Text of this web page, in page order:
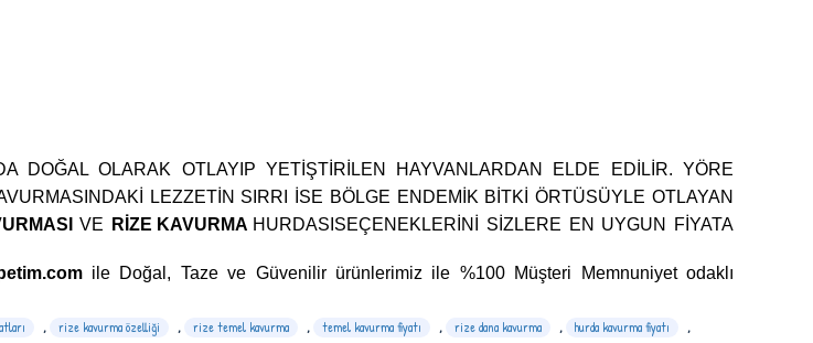
DOĞAL OLARAK OTLAYIP YETIŞTIRILEN HAYVANLARDAN ELDE EDILIR. YÖRE
LEZZETIN SIRRI ISE BÖLGE ENDEMIK BITKI ÖRTÜSÜYLE OTLAYAN
VE RIZE KAVURMA HURDASI SEÇENEKLERINI SIZLERE EN UYGUN FIYATA
ile Doğal, Taze ve Güvenilir ürünlerimiz ile %100 Müşteri Memnuniyet odaklı
, rize kavurma özelliği , rize temel kavurma , temel kavurma fiyatı , rize dana kavurma , hurda kavurma fiyatı
,